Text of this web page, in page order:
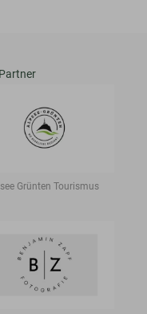
Grünten Tourismus